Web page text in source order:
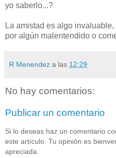
yo saberlo...?
La amistad es algo
por algún malentendido o
R Menendez a las 12:29
No hay comentarios:
Publicar un comentario
Si lo deseas haz un comentario
este artículo. Tu opinión es
apreciada.